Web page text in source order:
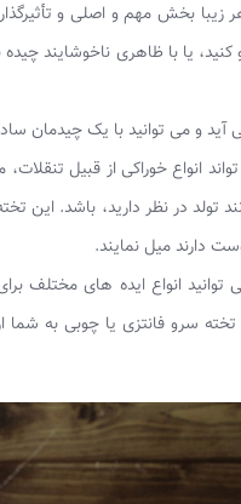
بخش مهم و اصلی و
یا با ظاهری ناخوشایند
و می توانید با یک چیدمان
انواع خوراکی از قبیل
تولد در نظر دارید، باشد. این
دارند میل نمایند.
انواع ایده های مختلف
سرو فانتزی یا چوبی به شما